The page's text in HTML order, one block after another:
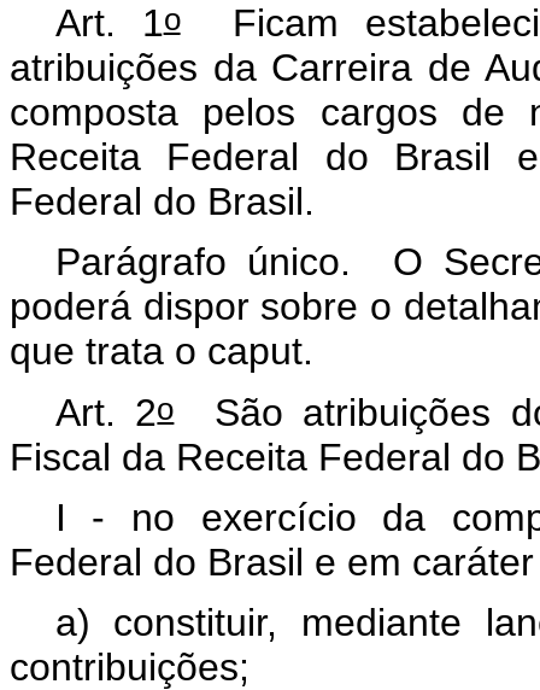
Art. 1oFicam
atribuições da Carreira de
composta pelos cargos de
Receita Federal do Brasil
Federal do Brasil.
Parágrafo único. O
poderá dispor sobre o
que trata o caput.
Art. 2oSão atribuições
Fiscal da Receita Federal do
I - no exercício da
Federal do Brasil e em
a) constituir, mediante
contribuições;